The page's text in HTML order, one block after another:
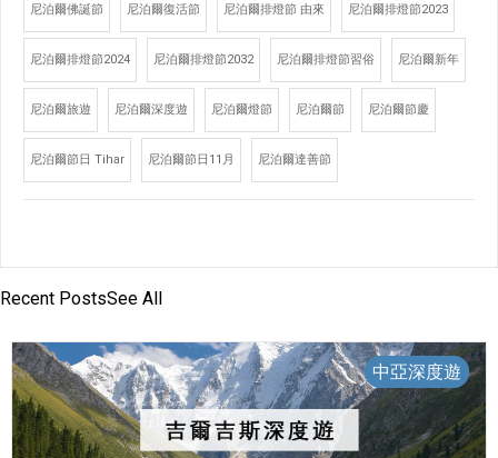
尼泊爾佛誕節 尼泊爾復活節 尼泊爾排燈節 由來 尼泊爾排燈節2023
尼泊爾排燈節2024 尼泊爾排燈節2032 尼泊爾排燈節習俗 尼泊爾新年
尼泊爾旅遊 尼泊爾深度遊 尼泊爾燈節 尼泊爾節 尼泊爾節慶
尼泊爾節日 Tihar 尼泊爾節日11月 尼泊爾達善節
Recent PostsSee All
中亞深度遊